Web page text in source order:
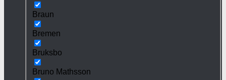
Braun
Bremen
Bruksbo
Bruno Mathsson